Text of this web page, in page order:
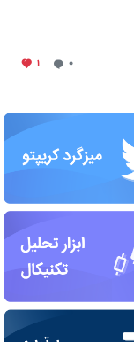
۰ ۱